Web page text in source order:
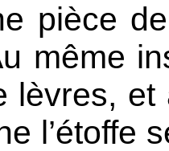
pièce
même
lèvres,
l’étoffe